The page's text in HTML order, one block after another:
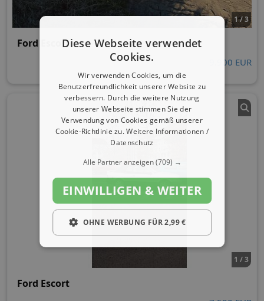
1 / 3
Ford Escort
9.900 EUR
1 / 3
Ford Escort
Diese Webseite verwendet
Cookies.
Wir verwenden Cookies, um die
Benutzerfreundlichkeit unserer Website zu
verbessern. Durch die weitere Nutzung
unserer Webseite stimmen Sie der
Verwendung von Cookies gemäß unserer
Cookie-Richtlinie zu.Weitere Informationen /
Datenschutz
Alle Partner anzeigen(709) →
EINWILLIGEN & WEITER
OHNE WERBUNG FÜR 2,99 €